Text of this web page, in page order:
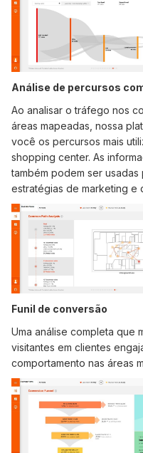
Análise de percursos
Ao analisar o tráfego nos
áreas mapeadas, nossa
você os percursos mais
shopping center. As
também podem ser
estratégias de marketing e
Funil de conversão
Uma análise completa que
visitantes em clientes
comportamento nas áreas